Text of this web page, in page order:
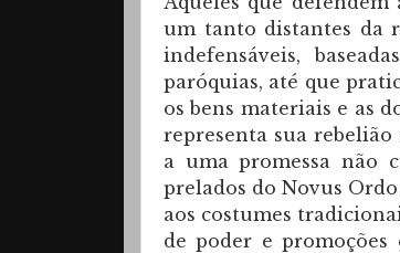
um tanto distantes da
indefensáveis,
paróquias, até que
os bens materiais e as
representa sua
a uma promessa não
prelados do Novus
aos costumes
de poder e promoções